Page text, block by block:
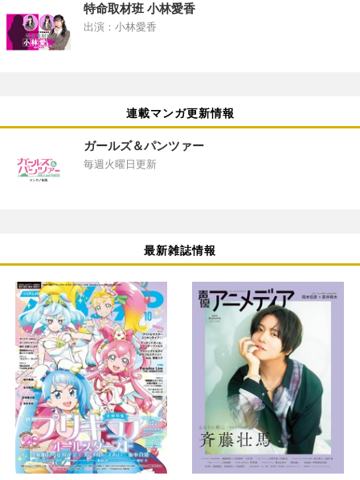
特命取材班 小林愛香
出演：小林愛香
連載マンガ更新情報
ガールズ＆パンツァー
毎週火曜日更新
最新雑誌情報